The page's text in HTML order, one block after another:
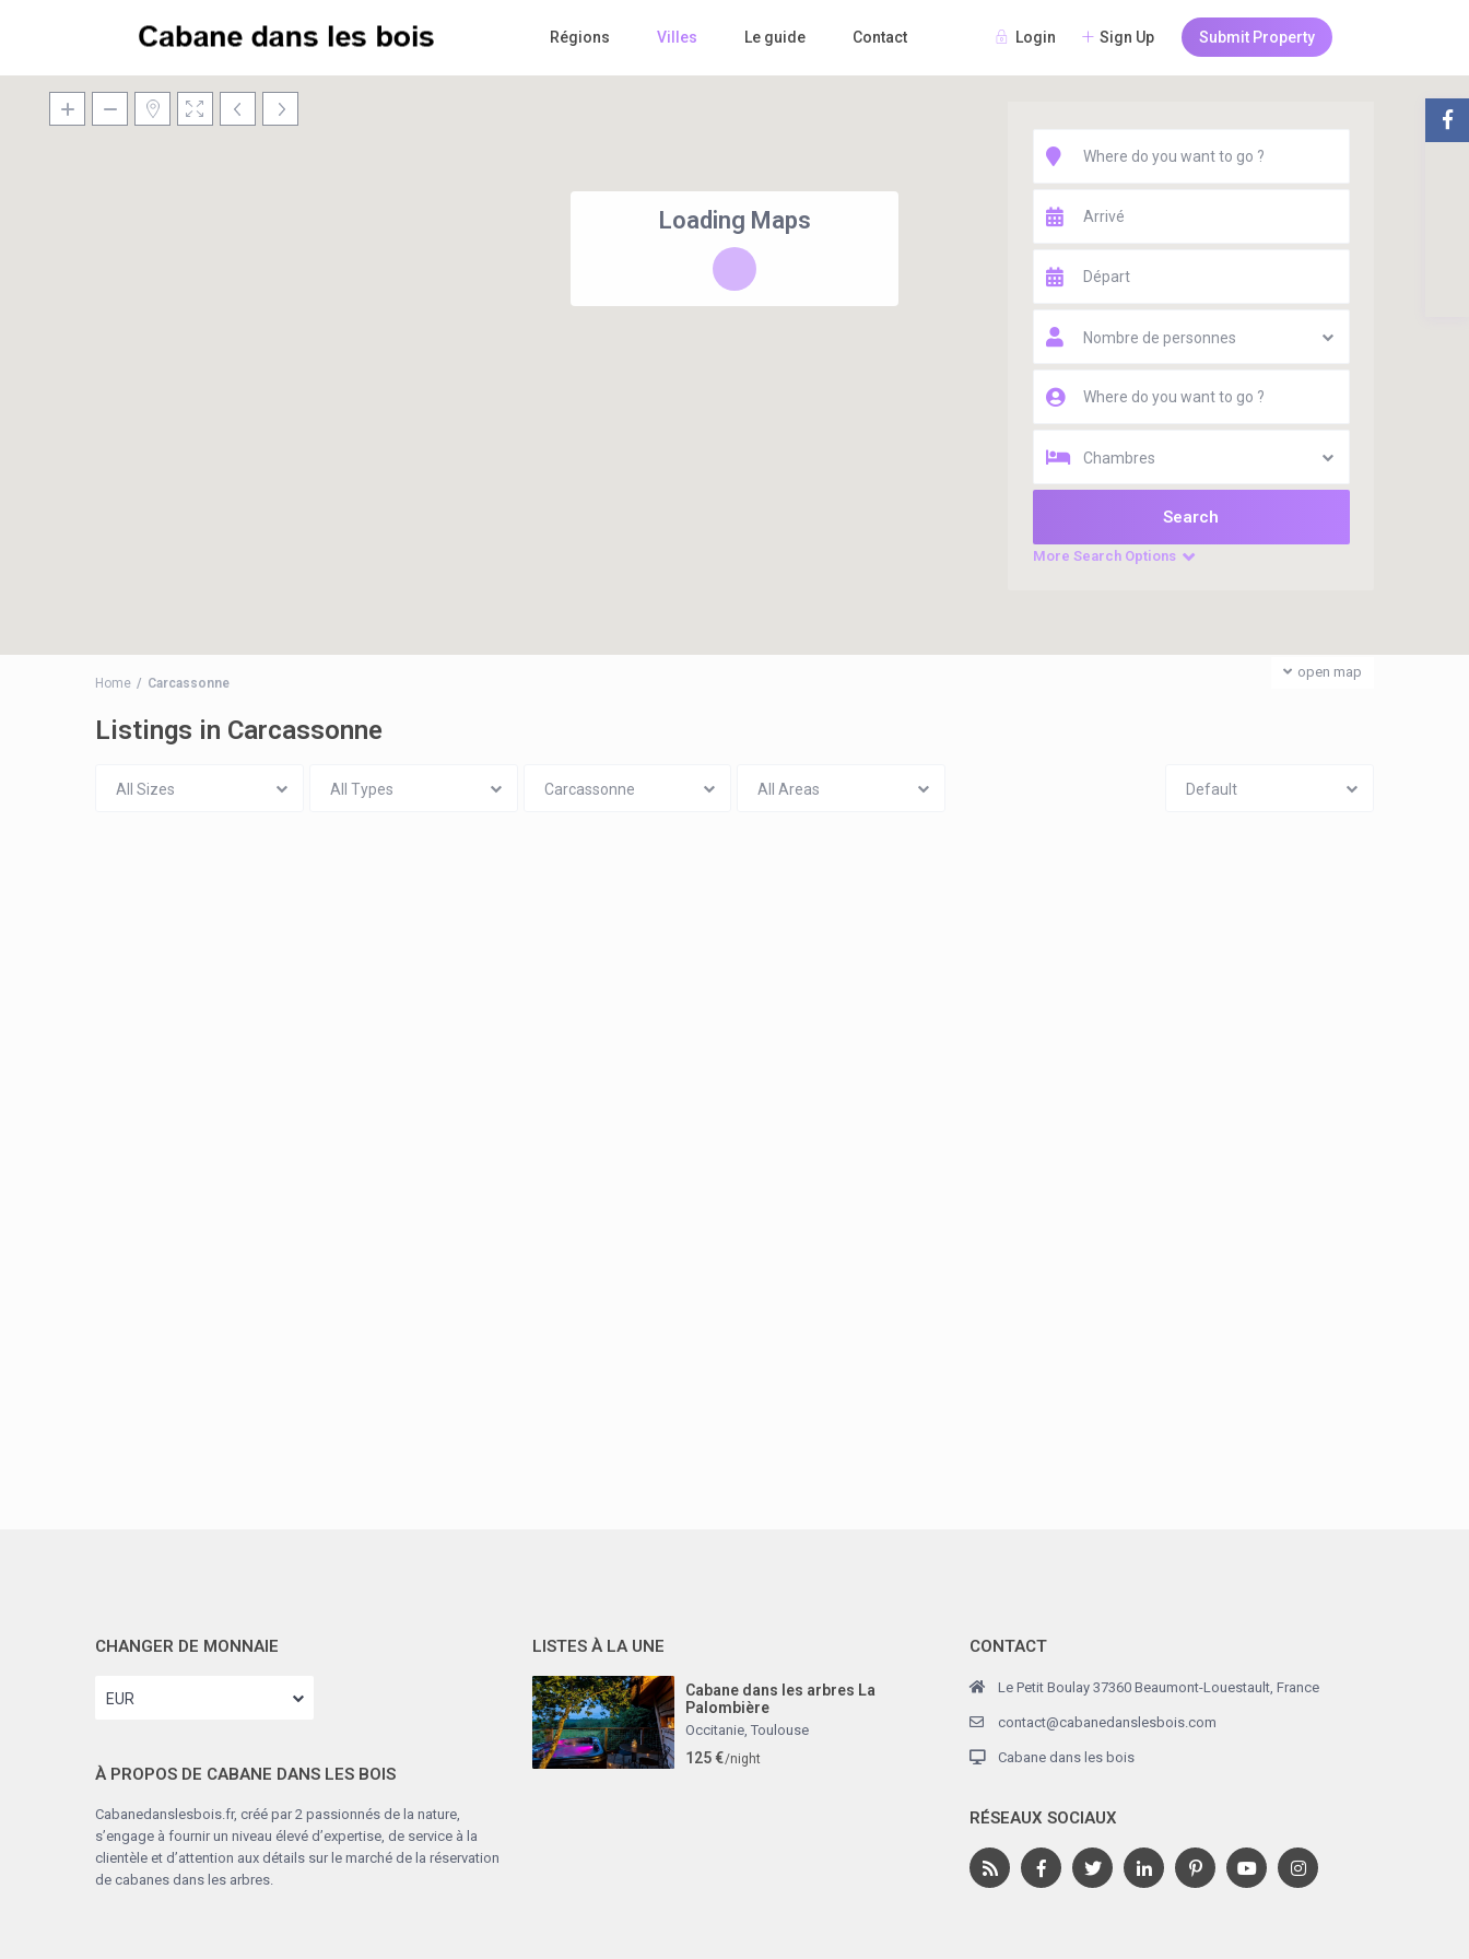
Login Sign Up Submit Property
Régions Villes Le guide Contact
Loading Maps
open map
Nombre de personnes
Chambres
More Search Options
Home Carcassonne
Listings in Carcassonne
All Sizes All Types Carcassonne All Areas Default
CHANGER DE MONNAIE
EUR
À PROPOS DE CABANE DANS LES BOIS
Cabanedanslesbois.fr, créé par 2 passionnés de la nature,
s’engage à fournir un niveau élevé d’expertise, de service à la
clientèle et d’attention aux détails sur le marché de la réservation
de cabanes dans les arbres.
LISTES À LA UNE
Cabane dans les arbres La
Palombière
Occitanie, Toulouse
125 €/night
CONTACT
Le Petit Boulay 37360 Beaumont-Louestault, France
contact@cabanedanslesbois.com
Cabane dans les bois
RÉSEAUX SOCIAUX